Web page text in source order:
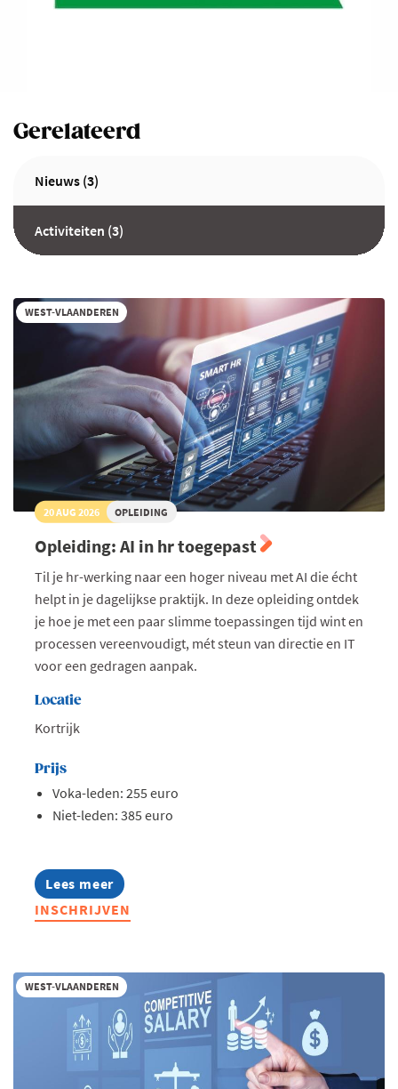
Gerelateerd
Nieuws (3)
Activiteiten (3)
WEST-VLAANDEREN
20 AUG 2026 OPLEIDING
Opleiding: AI in hr toegepast
Til je hr-werking naar een hoger niveau met AI die écht
helpt in je dagelijkse praktijk. In deze opleiding ontdek
je hoe je met een paar slimme toepassingen tijd wint en
processen vereenvoudigt, mét steun van directie en IT
voor een gedragen aanpak.
Locatie
Kortrijk
Prijs
Voka-leden: 255 euro
Niet-leden: 385 euro
Lees meer
about
Opleiding:
AI
INSCHRIJVEN
WEST-VLAANDEREN